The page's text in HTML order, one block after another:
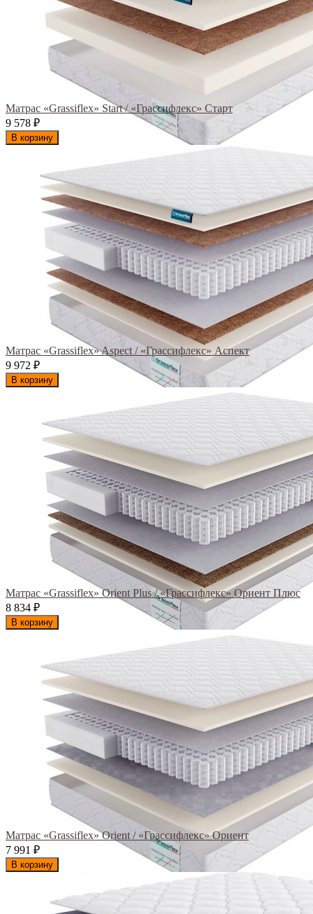
Матрас «Grassiflex» Start / «Грассифлекс» Старт
9 578 ₽
В корзину
Матрас «Grassiflex» Aspect / «Грассифлекс» Аспект
9 972 ₽
В корзину
Матрас «Grassiflex» Orient Plus / «Грассифлекс» Ориент Плюс
8 834 ₽
В корзину
Матрас «Grassiflex» Orient / «Грассифлекс» Ориент
7 991
₽
В корзину